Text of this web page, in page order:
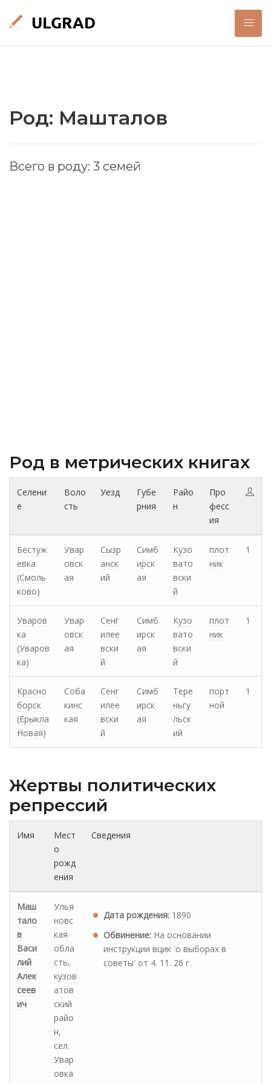
Род: Машталов
Всего в роду: 3 семей
Род в метрических книгах
Селени
е
Воло
сть
Уезд
Губе
рния
Райо
н
Про
фесс
ия
Бестуж
евка
(Смоль
ково)
Увар
овск
ая
Сызр
анск
ий
Симб
ирск
ая
Кузо
вато
вски
й
плот
ник
1
Уваров
ка
(Уваров
ка)
Увар
овск
ая
Сенг
илее
вски
й
Симб
ирск
ая
Кузо
вато
вски
й
плот
ник
1
Красно
борск
(Ерыкла
Новая)
Соба
кинс
кая
Сенг
илее
вски
й
Симб
ирск
ая
Тере
ньгу
льск
ий
порт
ной
1
Жертвы политических
репрессий
Имя
Мест
о
рожд
ения
Сведения
Маш
тало
в
Васи
лий
Алек
сеев
ич
Улья
новс
кая
обла
сть,
кузов
атов
ский
райо
н,
сел.
Увар
овка
Дата рождения: 1890
Обвинение: На основании
инструкции вцик 'о выборах в
советы' от 4. 11. 26 г.